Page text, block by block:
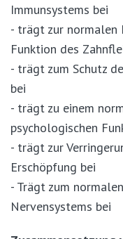
Immunsystems bei
- trägt zur
Funktion des
- trägt zum Schutz
bei
- trägt zu einem
psychologischen
- trägt zur
Erschöpfung bei
- Trägt zum
Nervensystems bei